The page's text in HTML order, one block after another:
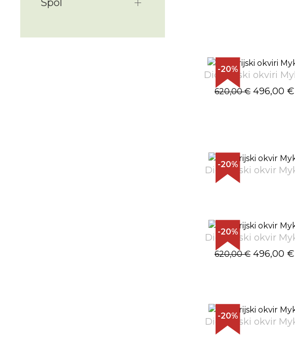
Spol
-20%
Dioptrijski okviri
620,00 €496,00 €
-20%
Dioptrijski okvir
-20%
Dioptrijski okvir
620,00 €496,00 €
-20%
Dioptrijski okvir